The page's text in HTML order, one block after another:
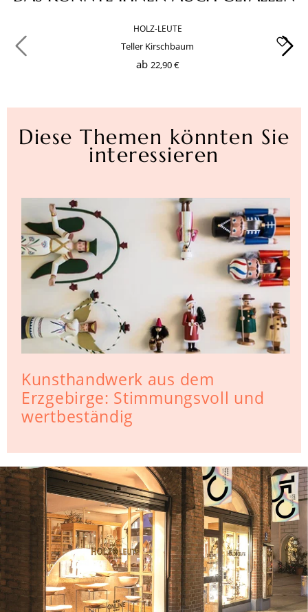
HOLZ-LEUTE
Teller Kirschbaum
ab 22,90 €
Diese Themen könnten Sie
interessieren
Kunsthandwerk aus dem
Erzgebirge: Stimmungsvoll und
wertbeständig